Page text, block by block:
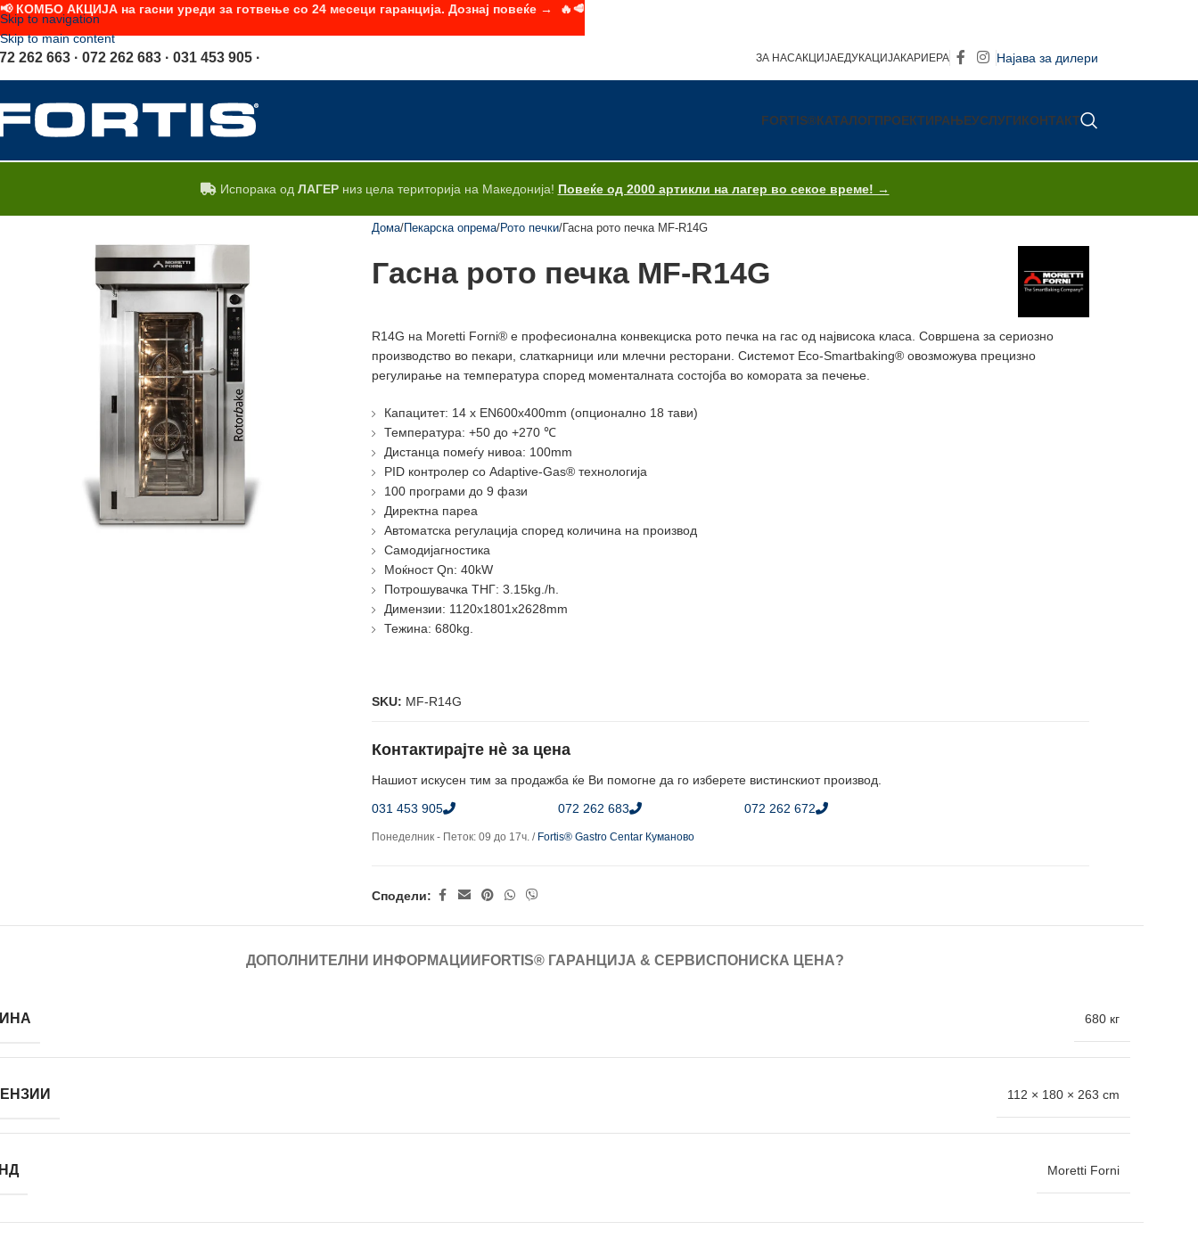
Skip to navigation
Skip to main content
262 663 · 072 262 683 · 031 453 905 · ЗА НАСАКЦИЈАЕДУКАЦИЈАКАРИЕРА Најава за дилери
FORTIS®КАТАЛОГПРОЕКТИРАЊЕУСЛУГИКОНТАКТ
Испорака од ЛАГЕРниз цела територија на Македонија! Повеќе од 2000 артикли на лагер во секое време! →
Дома Пекарска опрема Рото печки Гасна рото печка MF-R14G
Гасна рото печка MF-R14G
R14G на Moretti Forni® e професионална конвекциска рото печка на гас од највисока класа. Совршена за сериозно
производство во пекари, слаткарници или млечни ресторани. Системот Eco-Smartbaking® овозможува прецизно
регулирање на температура според моменталната состојба во комората за печење.
Капацитет: 14 x EN600x400mm (опционално 18 тави)
Температура: +50 до +270 ℃
Дистанца помеѓу нивоа: 100mm
PID контролер со Adaptive-Gas® технологија
100 програми до 9 фази
Директна пареа
Автоматска регулација според количина на производ
Самодијагностика
Моќност Qn: 40kW
Потрошувачка ТНГ: 3.15kg./h.
Димензии: 1120x1801x2628mm
Тежина: 680kg.
SKU: MF-R14G
Контактирајте нè за цена
Нашиот искусен тим за продажба ќе Ви помогне да го изберете вистинскиот производ.
031 453 905
072 262 683 072 262 672
Понеделник - Петок: 09 до 17ч. / Fortis® Gastro Centar Куманово
Сподели:
ДОПОЛНИТЕЛНИ ИНФОРМАЦИИ FORTIS® ГАРАНЦИЈА & СЕРВИС ПОНИСКА ЦЕНА?
680 кг
112 × 180 × 263 cm
Moretti Forni
📢 КОМБО АКЦИЈА на гасни уреди за готвење со 24 месеци гаранција. Дознај повеќе → 🔥🥩